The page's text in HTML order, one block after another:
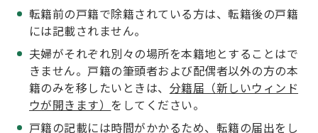
転籍前の戸籍で除籍されている方は、転籍後の戸籍
には記載されません。
夫婦がそれぞれ別々の場所を本籍地とすることはで
きません。戸籍の筆頭者および配偶者以外の方の本
籍のみを移したいときは、 分籍届（新しいウィンド
ウが開きます） をしてください。
戸籍の記載には時間がかかるため、転籍の届出をし